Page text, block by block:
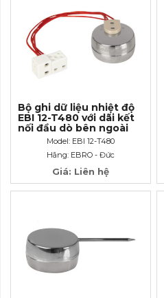
Bộ ghi dữ liệu nhiệt độ
EBI 12-T480 với dãi kết
nối đầu dò bên ngoài
Model: EBI 12-T480
Hãng: EBRO - Đức
Giá: Liên hệ